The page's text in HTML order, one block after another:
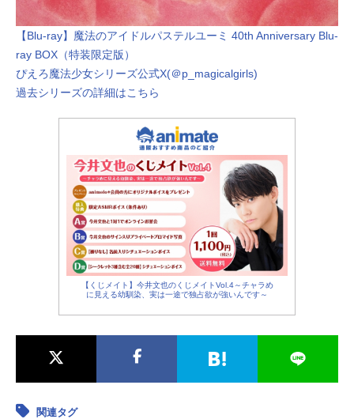
【Blu-ray】魔法のアイドルパステルユーミ 40th Anniversary Blu-
ray BOX（特装限定版）
ぴえろ魔法少女シリーズ公式X(＠p_magicalgirls)
過去シリーズの詳細はこちら
【くじメイト】今井文也のくじメイトVol.4～チャラめ
に見える幼馴染、実は一途で独占欲が強いんです～
関連タグ